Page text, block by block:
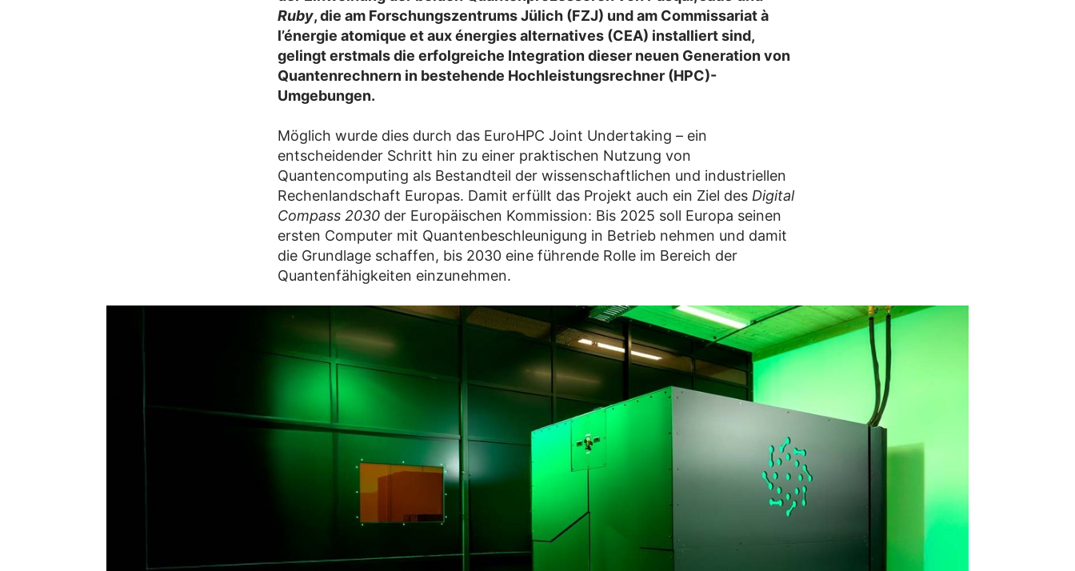
Ruby, die am Forschungszentrums Jülich (FZJ) und am Commissariat à
l’énergie atomique et aux énergies alternatives (CEA) installiert sind,
gelingt erstmals die erfolgreiche Integration dieser neuen Generation von
Quantenrechnern in bestehende Hochleistungsrechner (HPC)-
Umgebungen.
Möglich wurde dies durch das EuroHPC Joint Undertaking – ein
entscheidender Schritt hin zu einer praktischen Nutzung von
Quantencomputing als Bestandteil der wissenschaftlichen und industriellen
Rechenlandschaft Europas. Damit erfüllt das Projekt auch ein Ziel des Digital
Compass 2030 der Europäischen Kommission: Bis 2025 soll Europa seinen
ersten Computer mit Quantenbeschleunigung in Betrieb nehmen und damit
die Grundlage schaffen, bis 2030 eine führende Rolle im Bereich der
Quantenfähigkeiten einzunehmen.